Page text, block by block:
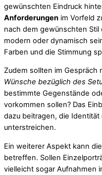
gewünschten Eindruck
Anforderungen im Vorfeld
nach dem gewünschten Stil
modern oder dynamisch
Farben und die Stimmung
Zudem sollten im Gespräch
Wünsche bezüglich des
bestimmte Gegenstände
vorkommen sollen? Das
dazu beitragen, die
unterstreichen.
Ein weiterer Aspekt kann die
betreffen. Sollen
vielleicht sogar Aufnahmen